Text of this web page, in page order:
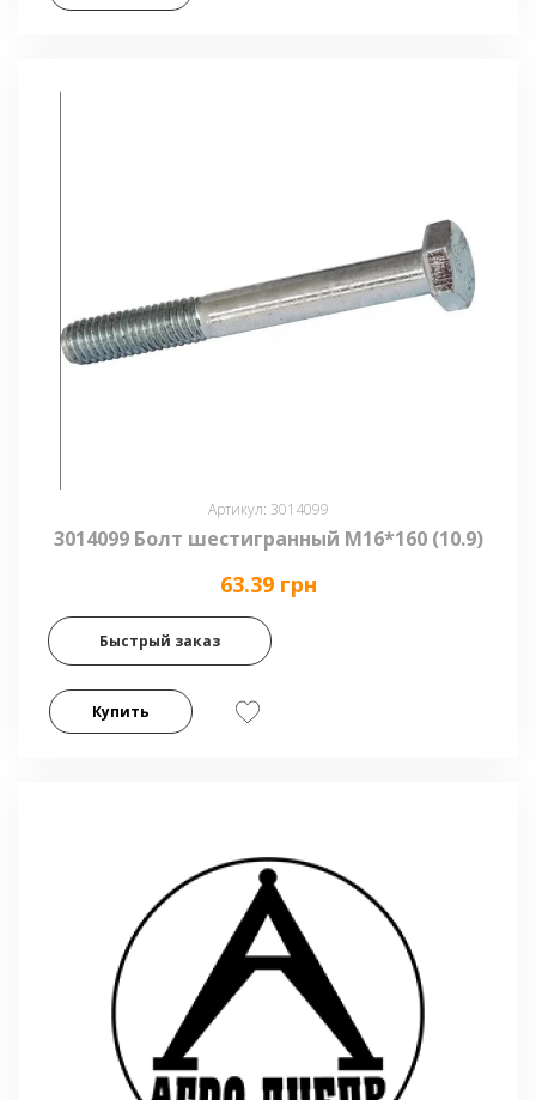
Артикул: 3014099
3014099 Болт шестигранный М16*160 (10.9)
63.39 грн
Быстрый заказ
Купить